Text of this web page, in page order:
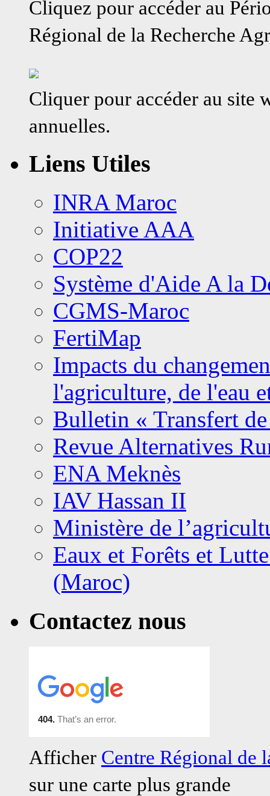
modélisation
et
évaluation
des
changements
Cliquez pour accéder au
Régional de la Recherche
Cliquer pour accéder au site
annuelles.
Liens Utiles
INRA Maroc
Initiative AAA
COP22
Système d'Aide A la
CGMS-Maroc
FertiMap
Impacts du
l'agriculture, de l'eau
Bulletin « Transfert
Revue Alternatives
ENA Meknès
IAV Hassan II
Ministère de
Eaux et Forêts et
(Maroc)
Contactez nous
Afficher Centre Régional de
sur une carte plus grande